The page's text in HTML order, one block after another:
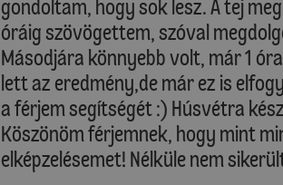
gondoltam, hogy sok lesz. A tej
óráig szövögettem, szóval
Másodjára könnyebb volt, már 1
lett az eredmény,de már ez is
a férjem segítségét :) Húsvétra
Köszönöm férjemnek, hogy mint
elképzelésemet! Nélküle nem